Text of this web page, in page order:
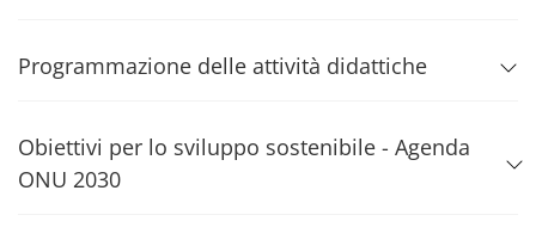
Programmazione delle attività didattiche
Obiettivi per lo sviluppo sostenibile - Agenda
ONU 2030